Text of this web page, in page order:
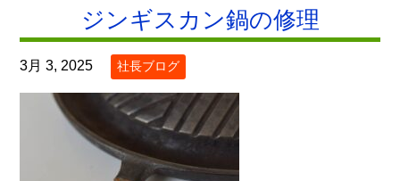
ジンギスカン鍋の修理
3月 3, 2025 社長ブログ